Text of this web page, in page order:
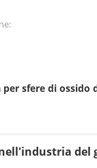
sfere di ossido
del